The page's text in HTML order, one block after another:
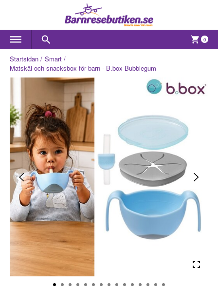
0
Startsidan
Smart
Matskål och snacksbox för barn - B.box Bubblegum